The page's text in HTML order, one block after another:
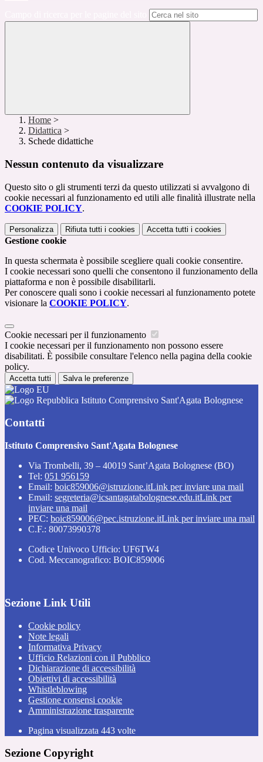
Home >
Didattica >
Schede didattiche
Nessun contenuto da visualizzare
Questo sito o gli strumenti terzi da questo utilizzati si avvalgono di
cookie necessari al funzionamento ed utili alle finalità illustrate nella
COOKIE POLICY.
Personalizza Rifiuta tutti i cookies Accetta tutti i cookies
Gestione cookie
In questa schermata è possibile scegliere quali cookie consentire.
I cookie necessari sono quelli che consentono il funzionamento della
piattaforma e non è possibile disabilitarli.
Per conoscere quali sono i cookie necessari al funzionamento potete
visionare la COOKIE POLICY.
Cookie necessari per il funzionamento
I cookie necessari per il funzionamento non possono essere
disabilitati. È possibile consultare l'elenco nella pagina della cookie
policy.
Accetta tutti Salva le preferenze
Istituto Comprensivo Sant'Agata Bolognese
Contatti
Istituto Comprensivo Sant'Agata Bolognese
Via Trombelli, 39 – 40019 Sant’Agata Bolognese (BO)
Tel: 051 956159
Email: boic859006@istruzione.itLink per inviare una mail
Email: segreteria@icsantagatabolognese.edu.itLink per
inviare una mail
PEC: boic859006@pec.istruzione.itLink per inviare una mail
C.F.: 80073990378
Codice Univoco Ufficio: UF6TW4
Cod. Meccanografico: BOIC859006
Sezione Link Utili
Cookie policy
Note legali
Informativa Privacy
Ufficio Relazioni con il Pubblico
Dichiarazione di accessibilità
Obiettivi di accessibilità
Whistleblowing
Gestione consensi cookie
Amministrazione trasparente
Pagina visualizzata 443 volte
Sezione Copyright